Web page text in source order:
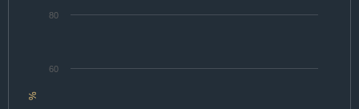
%
60
80